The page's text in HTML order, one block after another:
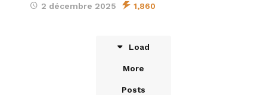
2 décembre 2025 1,860
Load
More
Posts